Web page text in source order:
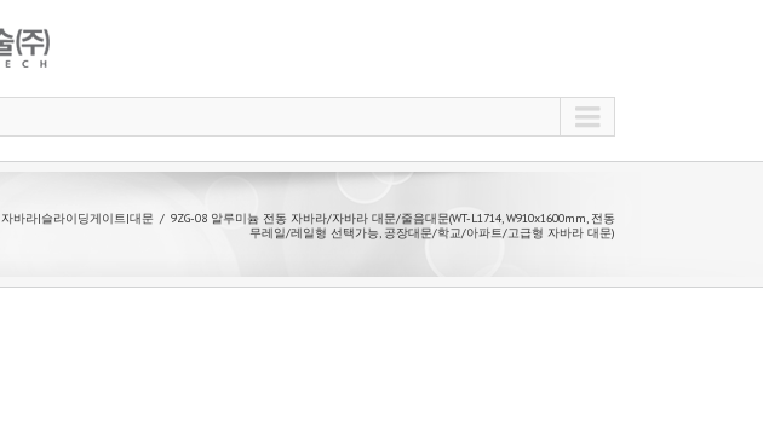
자바라|슬라이딩게이트|대문
9ZG-08 알루미늄 전동 자바라/자바라 대문/줄음대문(WT-L1714, W910x1600mm, 전동
무레일/레일형 선택가능, 공장대문/학교/아파트/고급형 자바라 대문)